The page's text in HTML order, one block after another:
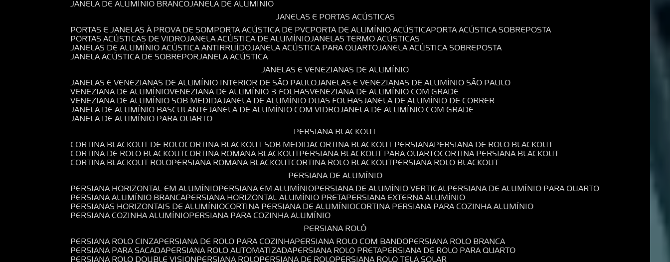
JANELA DE ALUMÍNIO BRANCO JANELA DE ALUMÍNIO
JANELAS E PORTAS ACÚSTICAS
PORTAS E JANELAS À PROVA DE SOM PORTA ACÚSTICA DE PVC PORTA DE ALUMÍNIO ACÚSTICA PORTA ACÚSTICA SOBREPOSTA
PORTAS ACÚSTICAS DE VIDRO JANELA ACÚSTICA DE ALUMÍNIO JANELAS TERMO ACÚSTICAS
JANELAS DE ALUMÍNIO ACÚSTICA ANTIRRUÍDO JANELA ACÚSTICA PARA QUARTO JANELA ACÚSTICA SOBREPOSTA
JANELA ACÚSTICA DE SOBREPOR JANELA ACÚSTICA
JANELAS E VENEZIANAS DE ALUMÍNIO
JANELAS E VENEZIANAS DE ALUMÍNIO INTERIOR DE SÃO PAULO JANELAS E VENEZIANAS DE ALUMÍNIO SÃO PAULO
VENEZIANA DE ALUMÍNIO VENEZIANA DE ALUMÍNIO 3 FOLHAS VENEZIANA DE ALUMÍNIO COM GRADE
VENEZIANA DE ALUMÍNIO SOB MEDIDA JANELA DE ALUMÍNIO DUAS FOLHAS JANELA DE ALUMÍNIO DE CORRER
JANELA DE ALUMÍNIO BASCULANTE JANELA DE ALUMÍNIO COM VIDRO JANELA DE ALUMÍNIO COM GRADE
JANELA DE ALUMÍNIO PARA QUARTO
PERSIANA BLACKOUT
CORTINA BLACKOUT DE ROLO CORTINA BLACKOUT SOB MEDIDA CORTINA BLACKOUT PERSIANA PERSIANA DE ROLO BLACKOUT
CORTINA DE ROLO BLACKOUT CORTINA ROMANA BLACKOUT PERSIANA BLACKOUT PARA QUARTO CORTINA PERSIANA BLACKOUT
CORTINA BLACKOUT ROLO PERSIANA ROMANA BLACKOUT CORTINA ROLO BLACKOUT PERSIANA ROLO BLACKOUT
PERSIANA DE ALUMÍNIO
PERSIANA HORIZONTAL EM ALUMÍNIO PERSIANA EM ALUMÍNIO PERSIANA DE ALUMÍNIO VERTICAL PERSIANA DE ALUMÍNIO PARA QUARTO
PERSIANA ALUMÍNIO BRANCA PERSIANA HORIZONTAL ALUMÍNIO PRETA PERSIANA EXTERNA ALUMÍNIO
PERSIANAS HORIZONTAIS DE ALUMÍNIO CORTINA PERSIANA DE ALUMÍNIO CORTINA PERSIANA PARA COZINHA ALUMÍNIO
PERSIANA COZINHA ALUMÍNIO PERSIANA PARA COZINHA ALUMÍNIO
PERSIANA ROLÔ
PERSIANA ROLO CINZA PERSIANA DE ROLO PARA COZINHA PERSIANA ROLO COM BANDO PERSIANA ROLO BRANCA
PERSIANA PARA SACADA PERSIANA ROLO AUTOMATIZADA PERSIANA ROLO PRETA PERSIANA DE ROLO PARA QUARTO
PERSIANA ROLO DOUBLE VISION PERSIANA ROLO PERSIANA DE ROLO PERSIANA ROLO TELA SOLAR